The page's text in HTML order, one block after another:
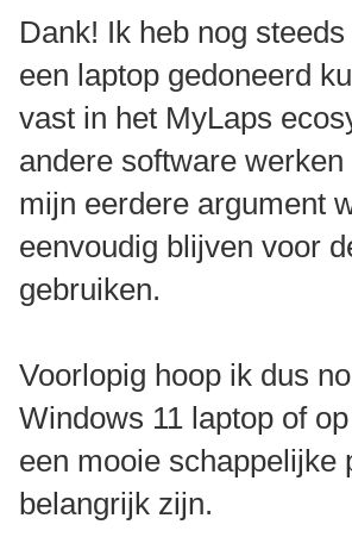
Dank! Ik heb nog
een laptop gedoneerd
vast in het MyLaps
andere software
mijn eerdere argument
eenvoudig blijven voor
gebruiken.
Voorlopig hoop ik dus
Windows 11 laptop of
een mooie schappelijke
belangrijk zijn.